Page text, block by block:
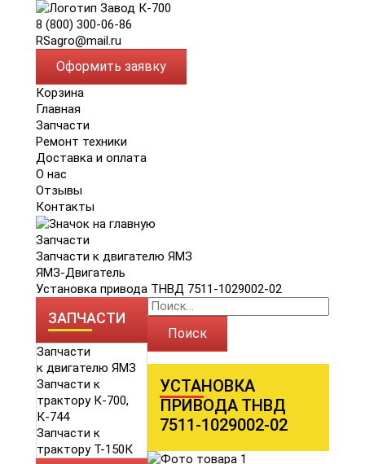
8 (800) 300-06-86
RSagro@mail.ru
Оформить заявку
Корзина
Главная
Запчасти
Ремонт техники
Доставка и оплата
О нас
Отзывы
Контакты
Запчасти
Запчасти к двигателю ЯМЗ
ЯМЗ-Двигатель
Установка привода ТНВД 7511-1029002-02
ЗАПЧАСТИ
Запчасти
к двигателю ЯМЗ
Запчасти к
трактору К-700,
К-744
Запчасти к
трактору Т-150К
Поиск
УСТАНОВКА
ПРИВОДА ТНВД
7511-1029002-02